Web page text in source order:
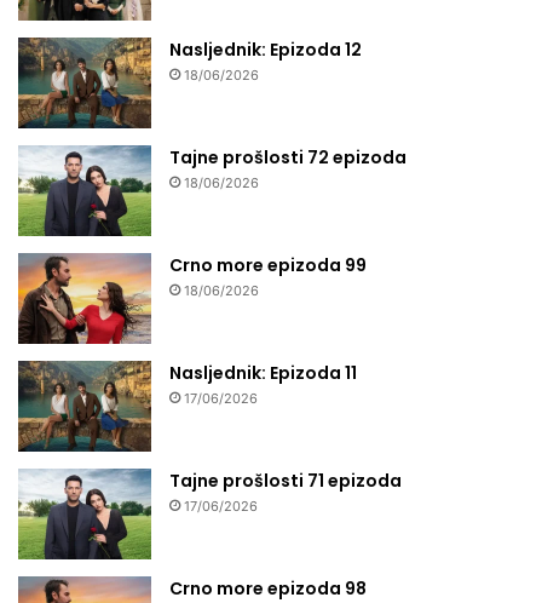
Nasljednik: Epizoda 12
18/06/2026
Tajne prošlosti 72 epizoda
18/06/2026
Crno more epizoda 99
18/06/2026
Nasljednik: Epizoda 11
17/06/2026
Tajne prošlosti 71 epizoda
17/06/2026
Crno more epizoda 98